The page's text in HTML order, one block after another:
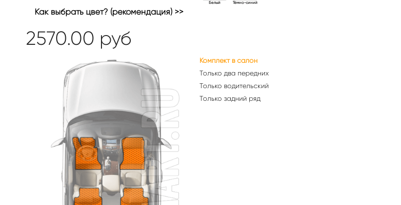
Как выбрать цвет? (рекомендация) >>
Белый Тёмно-синий
2570.00 руб
Комплект в салон
Только два передних
Только водительский
Только задний ряд